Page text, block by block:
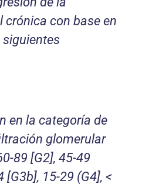
crónica con base en
en la categoría de
glomerular
89 [G2], 45-49
[G3b], 15-29 (G4], <